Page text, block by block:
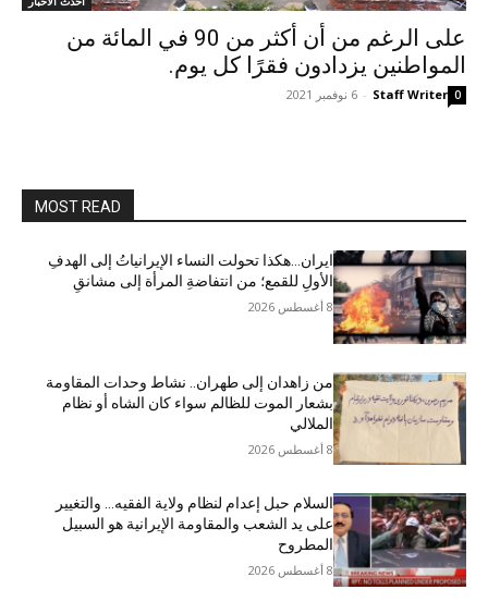
على الرغم من أن أكثر من 90 في المائة من
المواطنين يزدادون فقرًا كل يوم.
Staff Writer
- 6 نوفمبر 2021 0
MOST READ
ایران…هکذا تحولت النساء الإيرانياتُ إلى الهدفِ
الأولِ للقمع؛ من انتفاضةِ المرأة إلى مشانقِ
8 أغسطس 2026
من زاهدان إلى طهران.. نشاط وحدات المقاومة
بشعار الموت للظالم سواء كان الشاه أو نظام
الملالي
8 أغسطس 2026
السلام حبل إعدام لنظام ولاية الفقيه… والتغيير
على يد الشعب والمقاومة الإيرانية هو السبيل
المطروح
8 أغسطس 2026